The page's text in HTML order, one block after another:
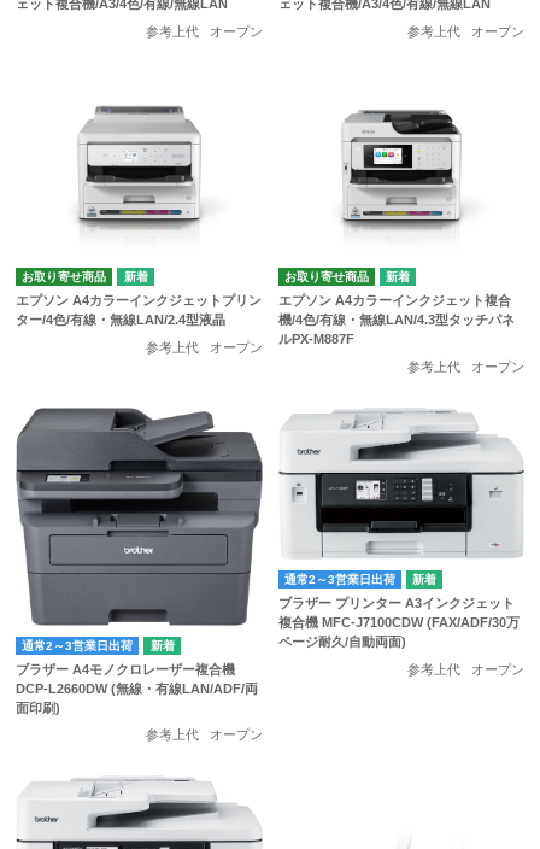
ェット複合機/A3/4色/有線/無線LAN
参考上代
オープン
ェット複合機/A3/4色/有線/無線LAN
参考上代
オープン
お取り寄せ商品
エプソン A4カラーインクジェットプリン
ター/4色/有線・無線LAN/2.4型液晶
参考上代
オープン
お取り寄せ商品
エプソン A4カラーインクジェット複合
機/4色/有線・無線LAN/4.3型タッチパネ
ルPX-M887F
参考上代
オープン
通常2～3営業日出荷
ブラザー A4モノクロレーザー複合機
DCP-L2660DW (無線・有線LAN/ADF/両
面印刷)
参考上代
オープン
通常2～3営業日出荷
ブラザー プリンター A3インクジェット
複合機 MFC-J7100CDW (FAX/ADF/30万
ページ耐久/自動両面)
参考上代
オープン